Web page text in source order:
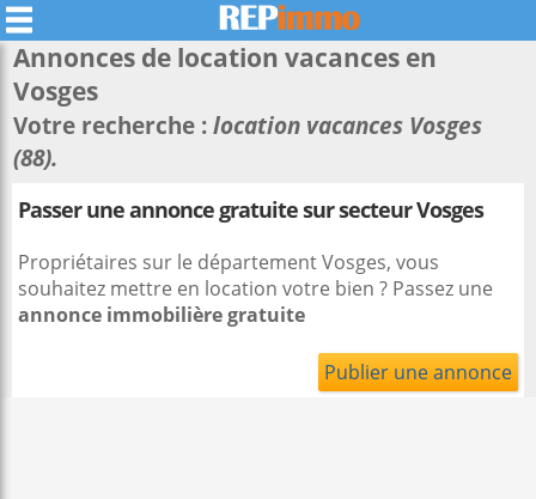
Annonces de location vacances en
Vosges
Votre recherche :location vacances Vosges
(88).
Passer une annonce gratuite sur secteur Vosges
Propriétaires sur le département Vosges, vous
souhaitez mettre en location votre bien ? Passez une
annonce immobilière gratuite
Publier une annonce